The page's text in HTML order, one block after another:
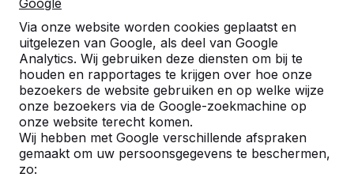
Google
Via onze website worden cookies geplaatst en
uitgelezen van Google, als deel van Google
Analytics. Wij gebruiken deze diensten om bij te
houden en rapportages te krijgen over hoe onze
bezoekers de website gebruiken en op welke wijze
onze bezoekers via de Google-zoekmachine op
onze website terecht komen.
Wij hebben met Google verschillende afspraken
gemaakt om uw persoonsgegevens te beschermen,
zo: